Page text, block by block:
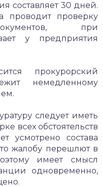
составляет 30 дней.
проводит проверку
при
у предприятия
прокурорский
немедленному
следует иметь
всех обстоятельств
усмотрено состава
жалобу перешлют в
имеет смысл
одновременно,